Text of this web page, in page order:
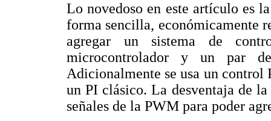
Lo novedoso en este artículo es
forma sencilla, económicamente
agregar un sistema de
microcontrolador y un par
Adicionalmente se usa un control
un PI clásico. La desventaja de
señales de la PWM para poder